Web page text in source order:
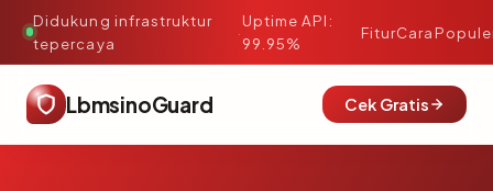
Didukung infrastruktur
tepercaya
·
Uptime API:
99.95%
FiturCara
LbmsinoGuard Cek Gratis